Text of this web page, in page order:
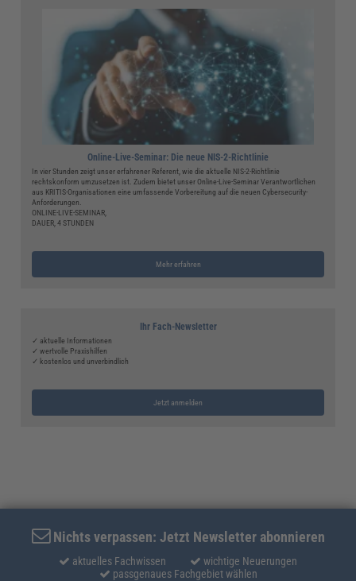
Online-Live-Seminar: Die neue NIS-2-Richtlinie
In vier Stunden zeigt unser erfahrener Referent, wie die aktuelle NIS-2-Richtlinie
rechtskonform umzusetzen ist. Zudem bietet unser Online-Live-Seminar Verantwortlichen
aus KRITIS-Organisationen eine umfassende Vorbereitung auf die neuen Cybersecurity-
Anforderungen.
ONLINE-LIVE-SEMINAR,
DAUER, 4 STUNDEN
Mehr erfahren
Ihr Fach-Newsletter
✓ aktuelle Informationen
✓ wertvolle Praxishilfen
✓ kostenlos und unverbindlich
Jetzt anmelden
Nichts verpassen: Jetzt Newsletter abonnieren
aktuelles Fachwissen
wichtige Neuerungen
passgenaues Fachgebiet wählen